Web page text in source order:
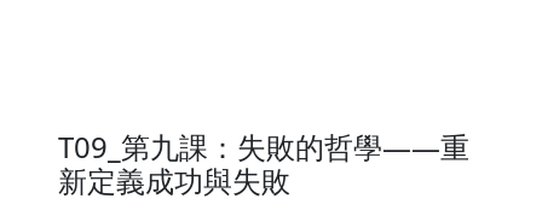
T09_第九課：失敗的哲學——重
新定義成功與失敗